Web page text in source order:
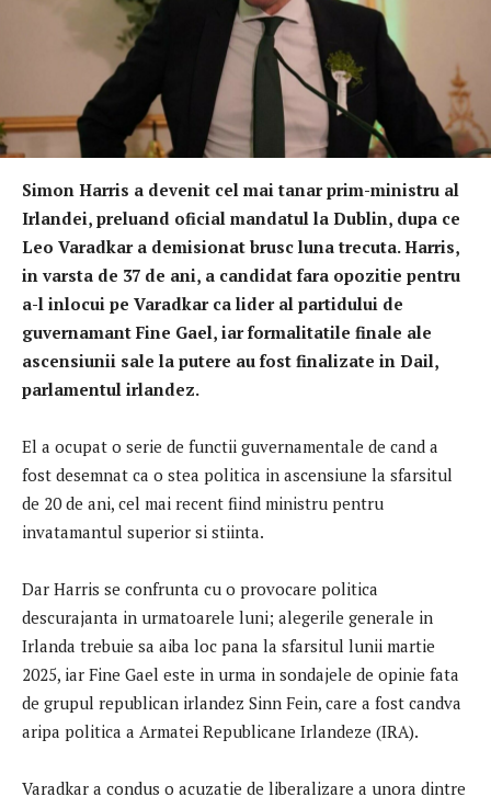
Simon Harris a devenit cel mai tanar prim-ministru al
Irlandei, preluand oficial mandatul la Dublin, dupa ce
Leo Varadkar a demisionat brusc luna trecuta. Harris,
in varsta de 37 de ani, a candidat fara opozitie pentru
a-l inlocui pe Varadkar ca lider al partidului de
guvernamant Fine Gael, iar formalitatile finale ale
ascensiunii sale la putere au fost finalizate in Dail,
parlamentul irlandez.
El a ocupat o serie de functii guvernamentale de cand a
fost desemnat ca o stea politica in ascensiune la sfarsitul
de 20 de ani, cel mai recent fiind ministru pentru
invatamantul superior si stiinta.
Dar Harris se confrunta cu o provocare politica
descurajanta in urmatoarele luni; alegerile generale in
Irlanda trebuie sa aiba loc pana la sfarsitul lunii martie
2025, iar Fine Gael este in urma in sondajele de opinie fata
de grupul republican irlandez Sinn Fein, care a fost candva
aripa politica a Armatei Republicane Irlandeze (IRA).
Varadkar a condus o acuzatie de liberalizare a unora dintre